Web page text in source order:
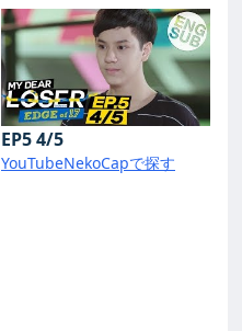
EP5 4/5
YouTubeNekoCapで探す